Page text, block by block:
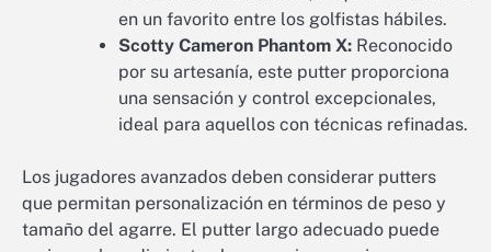
en un favorito entre los golfistas hábiles.
Scotty Cameron Phantom X: Reconocido
por su artesanía, este putter proporciona
una sensación y control excepcionales,
ideal para aquellos con técnicas refinadas.
Los jugadores avanzados deben considerar putters
que permitan personalización en términos de peso y
tamaño del agarre. El putter largo adecuado puede